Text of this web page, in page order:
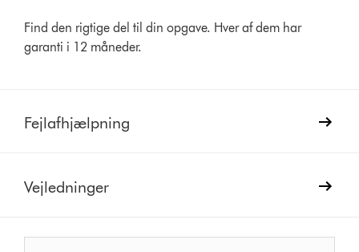
Find den rigtige del til din opgave. Hver af dem har
garanti i 12 måneder.
Fejlafhjælpning
Vejledninger